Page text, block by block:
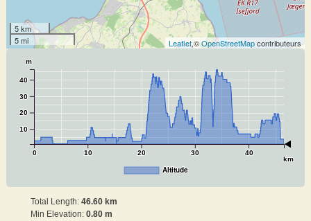
5 km
5 mi
Leaflet,©OpenStreetMapcontributeurs
0 10 20 30 40
km
10
20
30
40
m
Altitude
Total Length: 46.60 km
Min Elevation: 0.80 m